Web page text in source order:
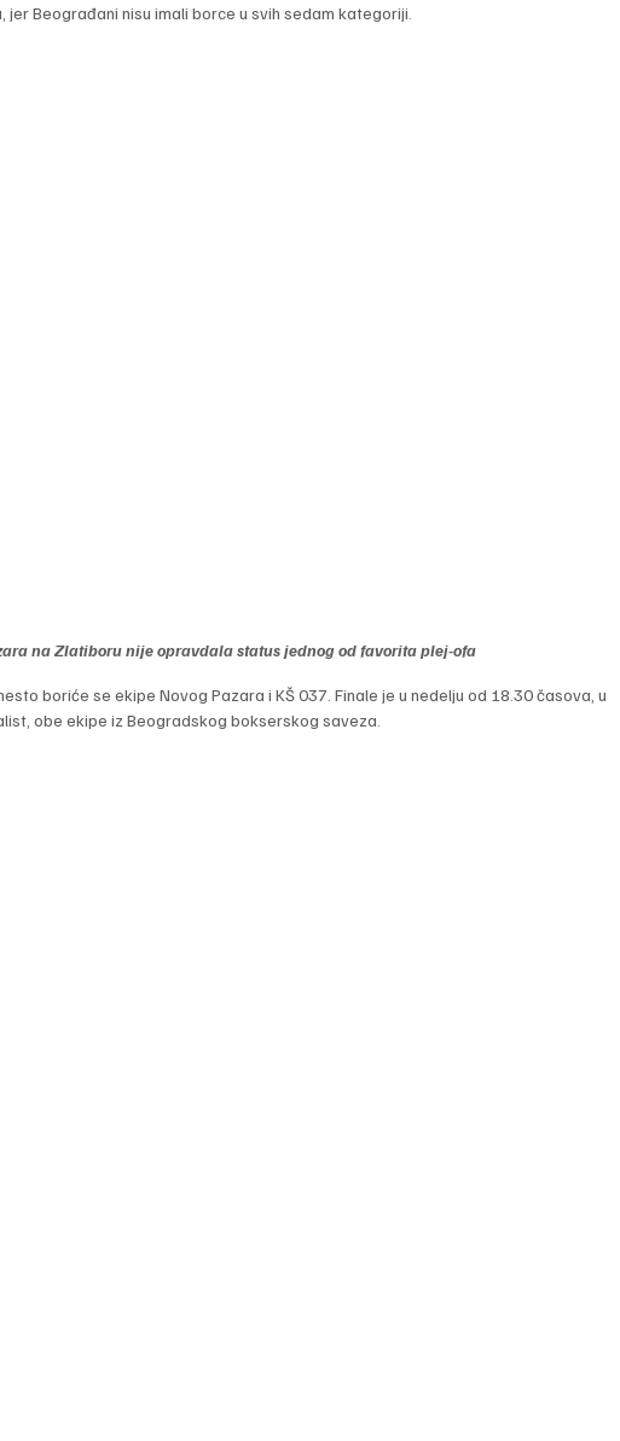
jer Beograđani nisu imali borce u svih sedam kategoriji.
na Zlatiboru nije opravdala status jednog od favorita plej-ofa
boriće se ekipe Novog Pazara i KŠ 037. Finale je u nedelju od 18.30 časova, u
obe ekipe iz Beogradskog bokserskog saveza.